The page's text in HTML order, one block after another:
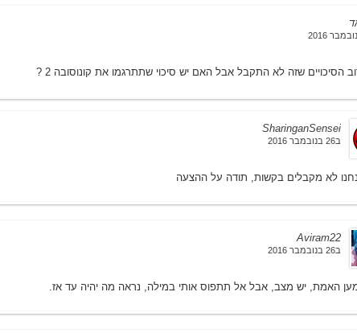
הסיכויים שזה לא התקבל אבל האם יש סיכוי שתתרגמו את קונוסובה 2 ?
SharinganSensei
ב26 בנובמבר 2016
לא מקבלים בקשות, תודה על ההצעה
Aviram22
ב26 בנובמבר 2016
האמת, יש מצב, אבל אל תתפוס אותי במילה, נראה מה יהיה עד אז.